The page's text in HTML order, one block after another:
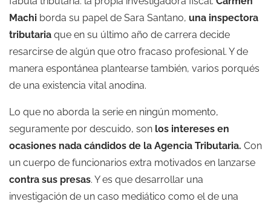
Machi borda su papel de Sara Santano, una inspectora
tributaria que en su último año de carrera decide
resarcirse de algún que otro fracaso profesional. Y de
manera espontánea plantearse también, varios porqués
de una existencia vital anodina.
Lo que no aborda la serie en ningún momento,
seguramente por descuido, son los intereses en
ocasiones nada cándidos de la Agencia Tributaria. Con
un cuerpo de funcionarios extra motivados en lanzarse
contra sus presas. Y es que desarrollar una
investigación de un caso mediático como el de una